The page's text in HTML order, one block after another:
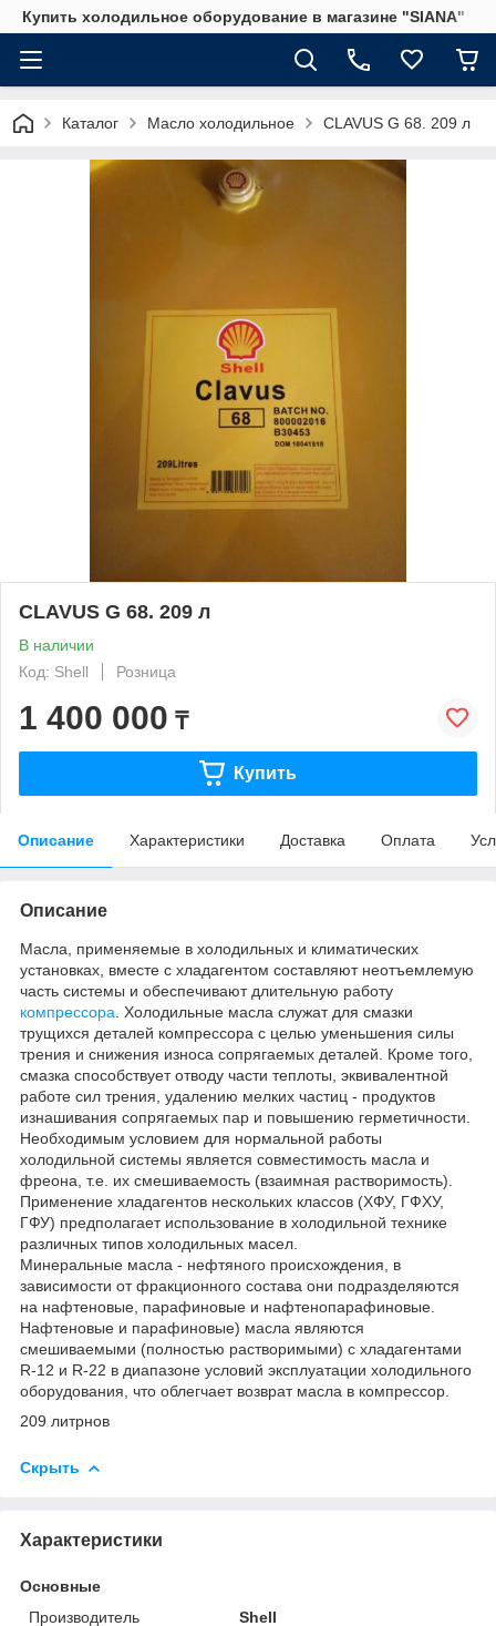
Купить холодильное оборудование в магазине "SIANA"
Каталог Масло холодильное CLAVUS G 68. 209 л
CLAVUS G 68. 209 л
В наличии
Код: Shell
Розница
1 400 000 ₸
Купить
Описание Характеристики Доставка Оплата
Описание
Масла, применяемые в холодильных и климатических
установках, вместе с хладагентом составляют неотъемлемую
часть системы и обеспечивают длительную работу
компрессора . Холодильные масла служат для смазки
трущихся деталей компрессора с целью уменьшения силы
трения и снижения износа сопрягаемых деталей. Кроме того,
смазка способствует отводу части теплоты, эквивалентной
работе сил трения, удалению мелких частиц - продуктов
изнашивания сопрягаемых пар и повышению герметичности.
Необходимым условием для нормальной работы
холодильной системы является совместимость масла и
фреона, т.е. их смешиваемость (взаимная растворимость).
Применение хладагентов нескольких классов (ХФУ, ГФХУ,
ГФУ) предполагает использование в холодильной технике
различных типов холодильных масел.
Минеральные масла - нефтяного происхождения, в
зависимости от фракционного состава они подразделяются
на нафтеновые, парафиновые и нафтенопарафиновые.
Нафтеновые и парафиновые) масла являются
смешиваемыми (полностью растворимыми) с хладагентами
R-12 и R-22 в диапазоне условий эксплуатации холодильного
оборудования, что облегчает возврат масла в компрессор.
209 литрнов
Скрыть
Характеристики
Основные
Производитель
Shell